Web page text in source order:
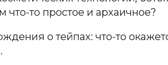
то простое и архаичное?
о тейпах: что-то